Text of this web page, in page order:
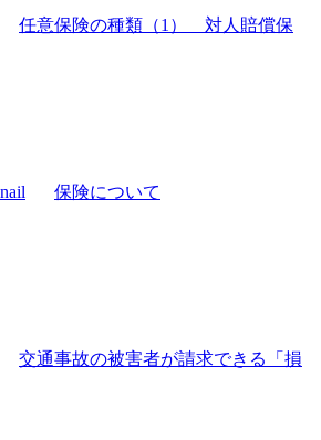
任意保険の種類（1） 対人賠償保
保険について
交通事故の被害者が請求できる「損